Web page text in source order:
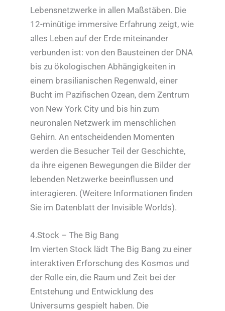
Lebensnetzwerke in allen Maßstäben. Die
12-minütige immersive Erfahrung zeigt, wie
alles Leben auf der Erde miteinander
verbunden ist: von den Bausteinen der DNA
bis zu ökologischen Abhängigkeiten in
einem brasilianischen Regenwald, einer
Bucht im Pazifischen Ozean, dem Zentrum
von New York City und bis hin zum
neuronalen Netzwerk im menschlichen
Gehirn. An entscheidenden Momenten
werden die Besucher Teil der Geschichte,
da ihre eigenen Bewegungen die Bilder der
lebenden Netzwerke beeinflussen und
interagieren. (Weitere Informationen finden
Sie im Datenblatt der Invisible Worlds).
4.Stock – The Big Bang
Im vierten Stock lädt The Big Bang zu einer
interaktiven Erforschung des Kosmos und
der Rolle ein, die Raum und Zeit bei der
Entstehung und Entwicklung des
Universums gespielt haben. Die